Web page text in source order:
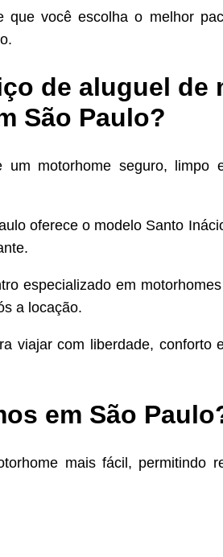
que você escolha o melhor
de aluguel de
São Paulo?
um motorhome seguro, limpo
oferece o modelo Santo
especializado em
a locação.
viajar com liberdade, conforto
em São
mais fácil, permitindo